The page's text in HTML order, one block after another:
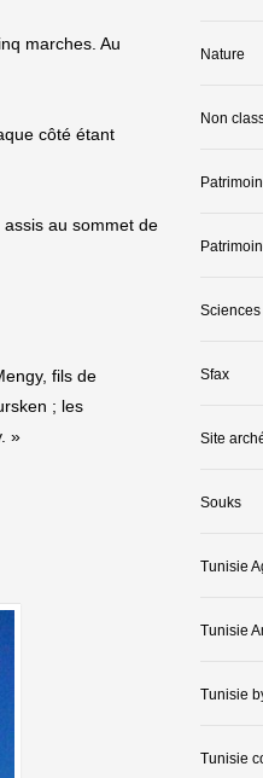
marches. Au
côté étant
au sommet de
fils de
; les
»
Nature
Non
Sciences
Sfax
Site
Souks
Tunisie
Tunisie
Tunisie
Tunisie